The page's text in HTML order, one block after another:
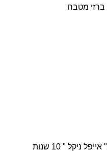
ברזי מטבח
ברז מטבח נשלף 2 מצבי זרימה " אייפל ניקל " 10 שנות